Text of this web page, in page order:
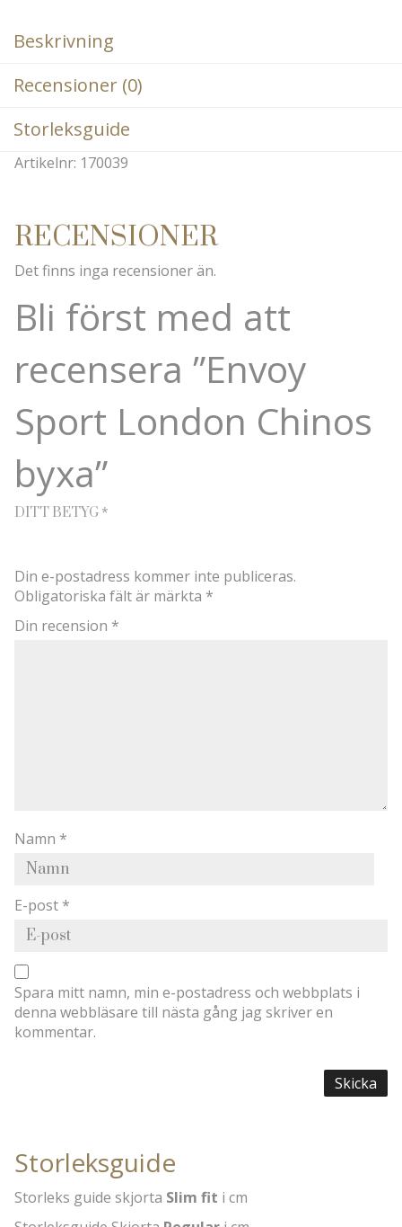
Beskrivning
Recensioner (0)
Storleksguide
Artikelnr: 170039
RECENSIONER
Det finns inga recensioner än.
Bli först med att
recensera ”Envoy
Sport London Chinos
byxa”
Din e-postadress kommer inte publiceras.
Obligatoriska fält är märkta *
DITT BETYG*
Din recension *
Namn *
E-post *
Spara mitt namn, min e-postadress och webbplats i
denna webbläsare till nästa gång jag skriver en
kommentar.
Storleksguide
Storleks guide skjorta Slim fit i cm